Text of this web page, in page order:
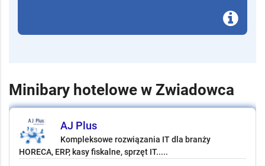
Minibary hotelowe w Zwiadowca
AJ Plus
Kompleksowe rozwiązania IT dla branży
HORECA, ERP, kasy fiskalne, sprzęt IT.....